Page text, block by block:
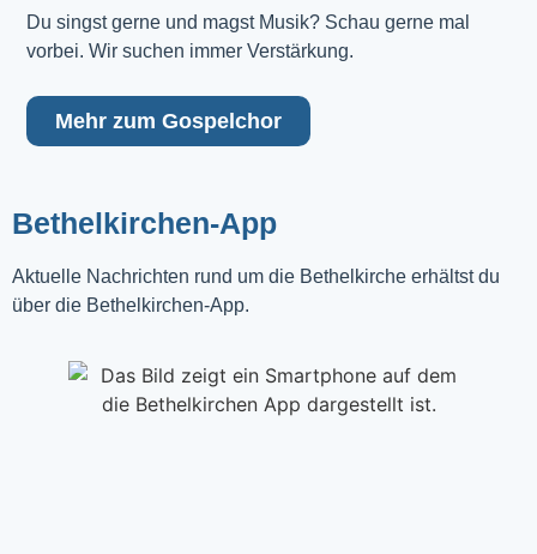
Du singst gerne und magst Musik? Schau gerne mal
vorbei. Wir suchen immer Verstärkung.
Mehr zum Gospelchor
Bethelkirchen-App
Aktuelle Nachrichten rund um die Bethelkirche erhältst du
über die Bethelkirchen-App.